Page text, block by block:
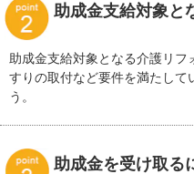
助成金支給対象と
助成金支給対象となる介護リ
すりの取付など要件を満たして
う。
助成金を受け取る